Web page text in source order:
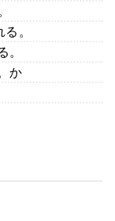
。
か